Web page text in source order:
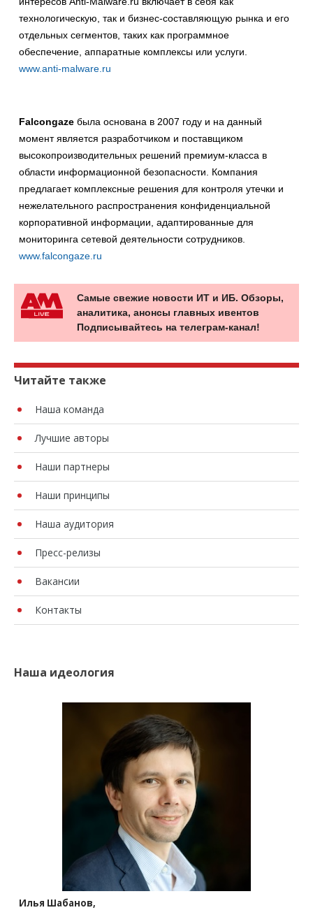
технологическую, так и бизнес-составляющую рынка и его
отдельных сегментов, таких как программное
обеспечение, аппаратные комплексы или услуги.
www.anti-malware.ru
Falcongaze была основана в 2007 году и на данный
момент является разработчиком и поставщиком
высокопроизводительных решений премиум-класса в
области информационной безопасности. Компания
предлагает комплексные решения для контроля утечки и
нежелательного распространения конфиденциальной
корпоративной информации, адаптированные для
мониторинга сетевой деятельности сотрудников.
www.falcongaze.ru
Самые свежие новости ИТ и ИБ. Обзоры,
аналитика, анонсы главных ивентов
Подписывайтесь на телеграм-канал!
Читайте также
Наша команда
Лучшие авторы
Наши партнеры
Наши принципы
Наша аудитория
Пресс-релизы
Вакансии
Контакты
Наша идеология
Илья Шабанов,